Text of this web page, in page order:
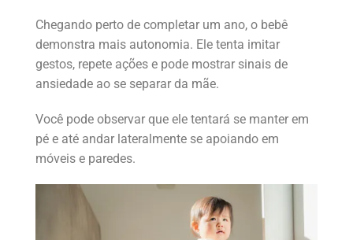
Chegando perto de completar um ano, o bebê
demonstra mais autonomia. Ele tenta imitar
gestos, repete ações e pode mostrar sinais de
ansiedade ao se separar da mãe.
Você pode observar que ele tentará se manter em
pé e até andar lateralmente se apoiando em
móveis e paredes.